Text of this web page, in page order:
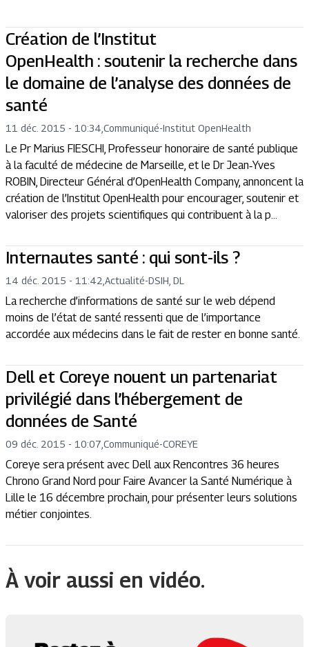
Création de l’Institut
OpenHealth : soutenir la recherche dans
le domaine de l’analyse des données de
santé
11 déc. 2015 - 10:34 Communiqué-Institut OpenHealth
Le Pr Marius FIESCHI, Professeur honoraire de santé publique
à la faculté de médecine de Marseille, et le Dr Jean‐Yves
ROBIN, Directeur Général d’OpenHealth Company, annoncent la
création de l’Institut OpenHealth pour encourager, soutenir et
valoriser des projets scientifiques qui contribuent à la p...
Internautes santé : qui sont-ils ?
14 déc. 2015 - 11:42 Actualité-DSIH, DL
La recherche d’informations de santé sur le web dépend
moins de l’état de santé ressenti que de l’importance
accordée aux médecins dans le fait de rester en bonne santé.
Dell et Coreye nouent un partenariat
privilégié dans l’hébergement de
données de Santé
09 déc. 2015 - 10:07 Communiqué-COREYE
Coreye sera présent avec Dell aux Rencontres 36 heures
Chrono Grand Nord pour Faire Avancer la Santé Numérique à
Lille le 16 décembre prochain, pour présenter leurs solutions
métier conjointes.
À voir aussi en vidéo.